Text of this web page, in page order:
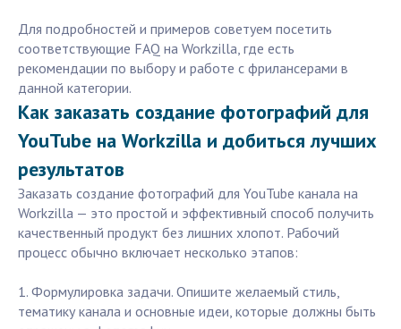
Для подробностей и примеров советуем посетить
соответствующие FAQ на Workzilla, где есть
рекомендации по выбору и работе с фрилансерами в
данной категории.
Как заказать создание фотографий для
YouTube на Workzilla и добиться лучших
результатов
Заказать создание фотографий для YouTube канала на
Workzilla — это простой и эффективный способ получить
качественный продукт без лишних хлопот. Рабочий
процесс обычно включает несколько этапов:
1. Формулировка задачи. Опишите желаемый стиль,
тематику канала и основные идеи, которые должны быть